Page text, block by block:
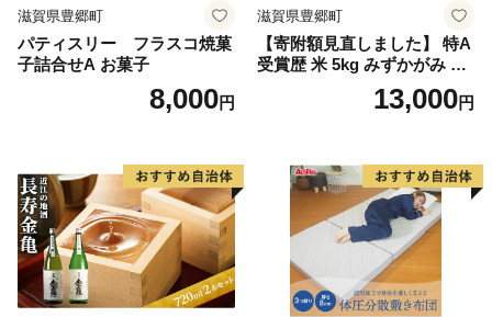
滋賀県豊郷町
パティスリー フラスコ焼菓
子詰合せA お菓子
8,000円
滋賀県豊郷町
【寄附額見直しました】 特A
受賞歴 米 5kg みずかがみ 無
洗米 令和7年産 お米 ミズカ
ガミ 近江米 こめ コメ13,000円